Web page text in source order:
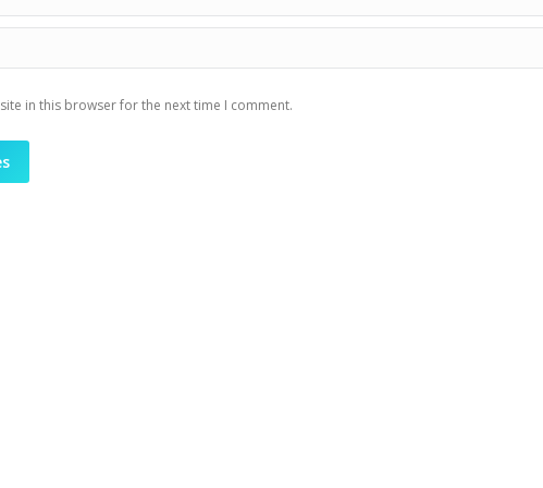
in this browser for the next time I comment.